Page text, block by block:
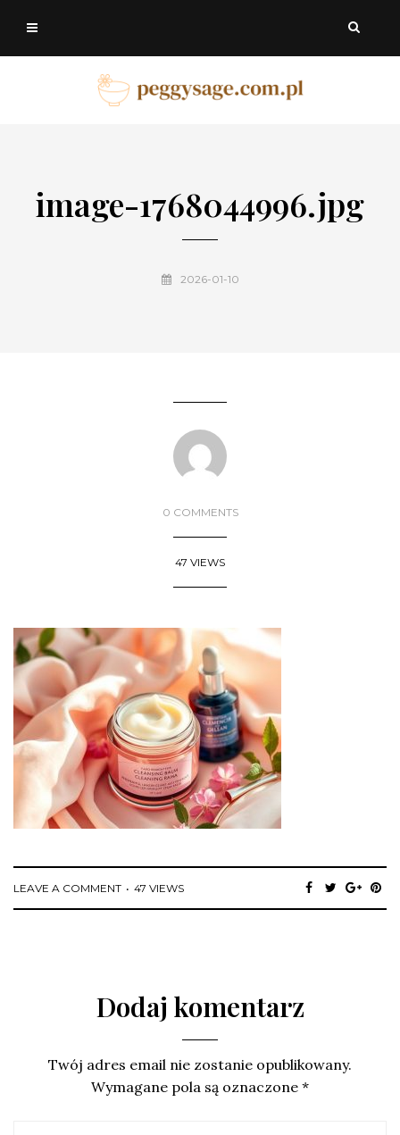
image-1768044996.jpg
2026-01-10
0 COMMENTS
47 VIEWS
LEAVE A COMMENT 47 VIEWS
Dodaj komentarz
Twój adres email nie zostanie opublikowany.
Wymagane pola są oznaczone *